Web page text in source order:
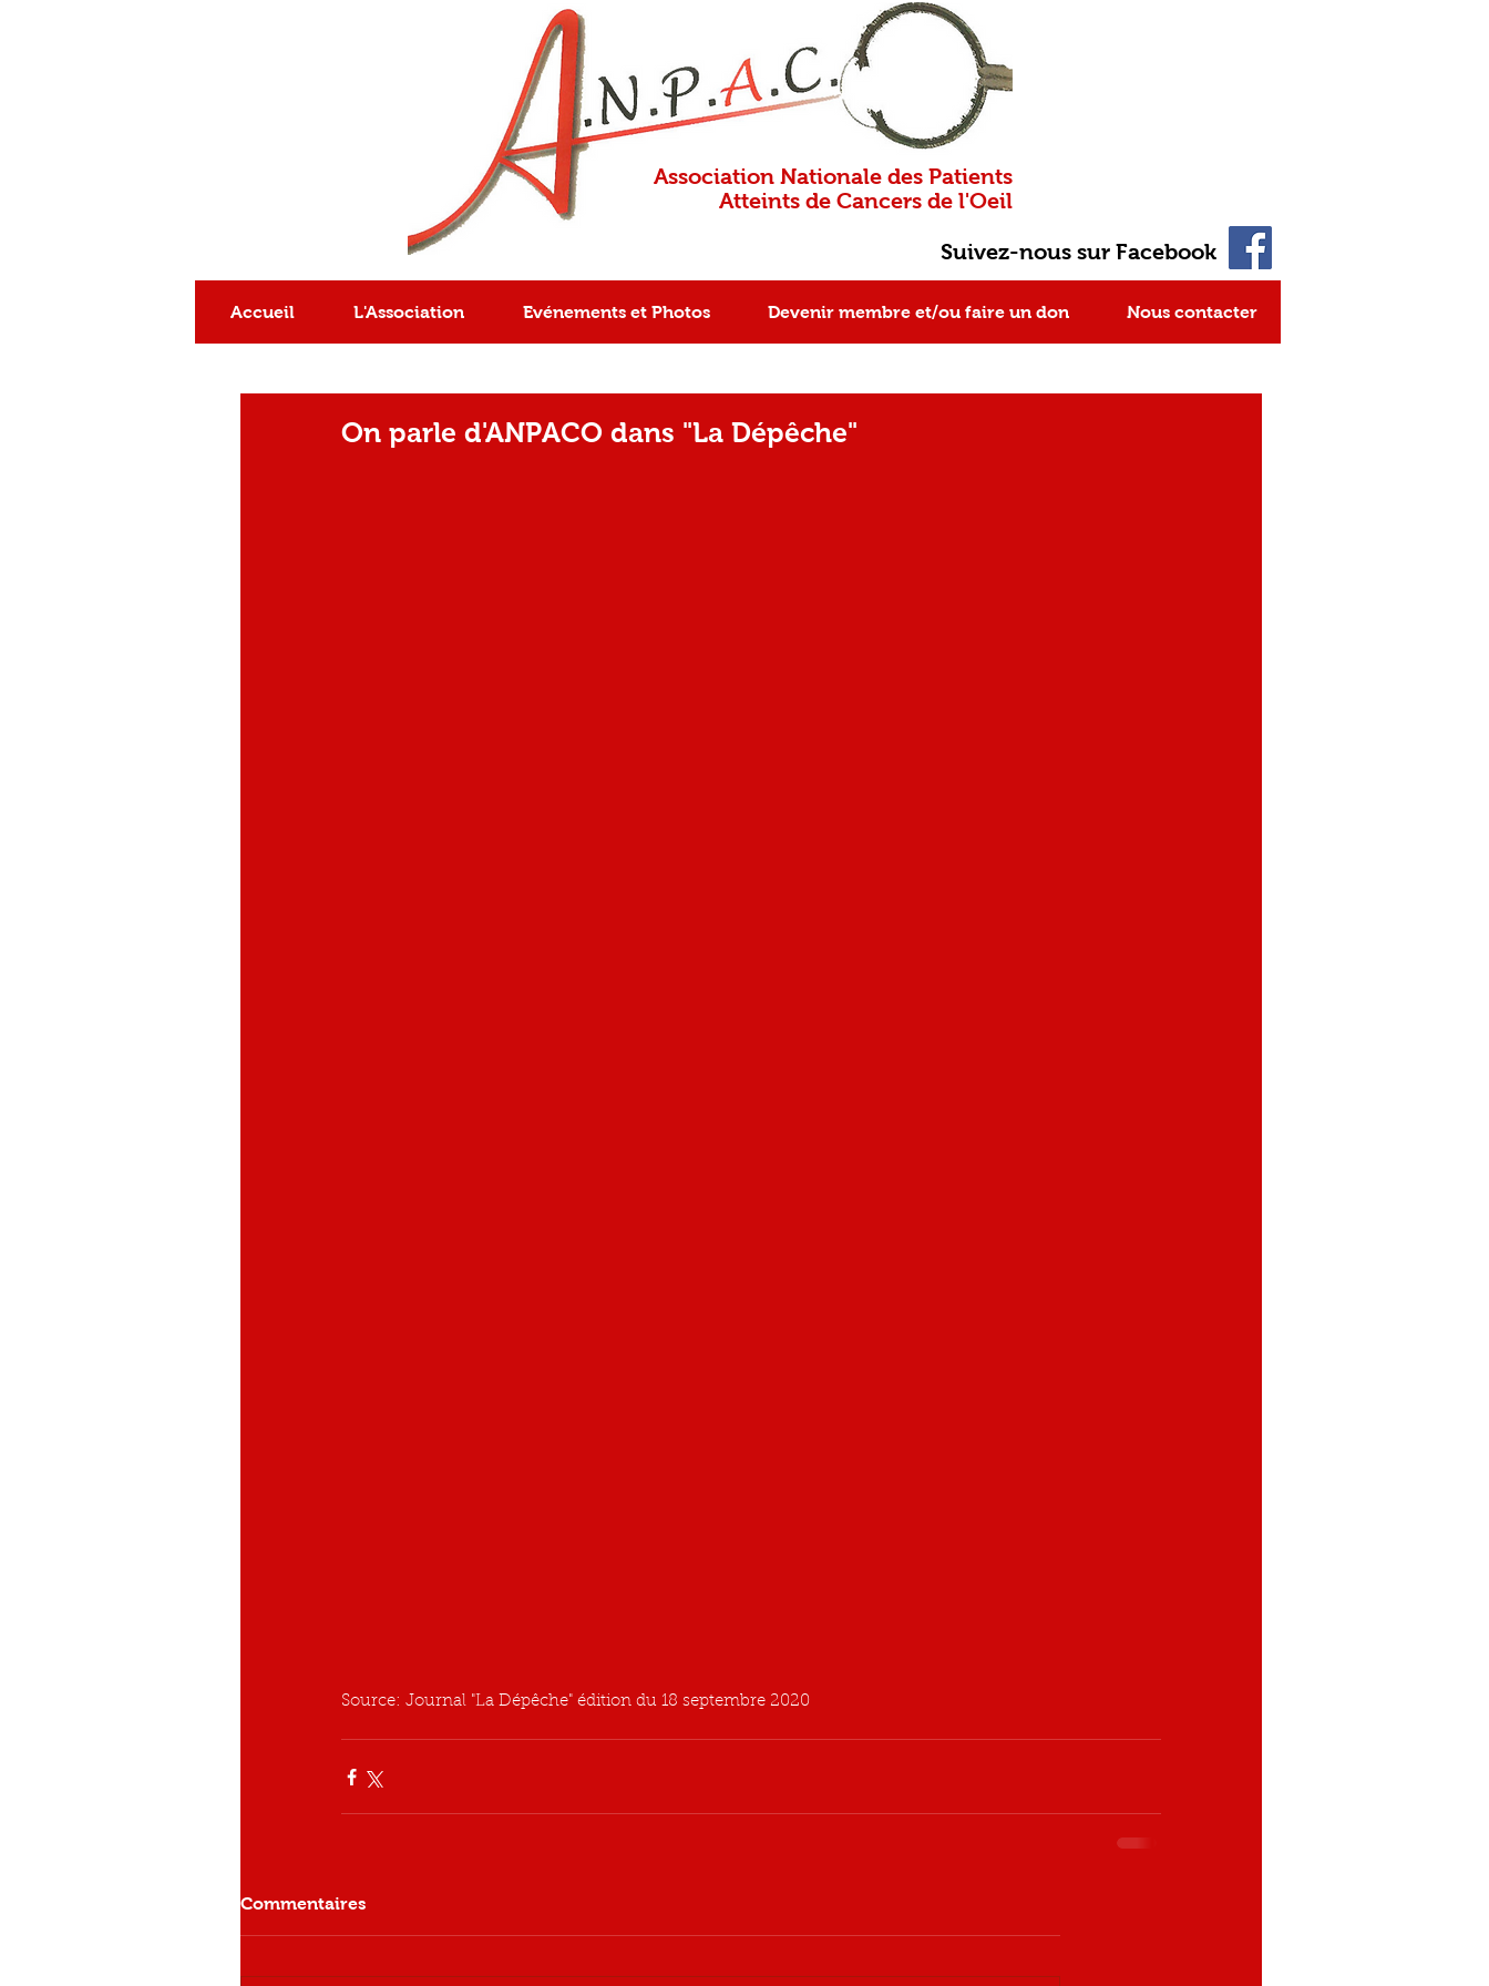
Association Nationale des Patients
Atteints de Cancers de l'Oeil
Suivez-nous sur Facebook
Accueil L'Association Evénements et Photos Devenir membre et/ou faire un don Nous contacter
On parle d'ANPACO dans "La Dépêche"
Source: Journal "La Dépêche" édition du 18 septembre 2020
Commentaires